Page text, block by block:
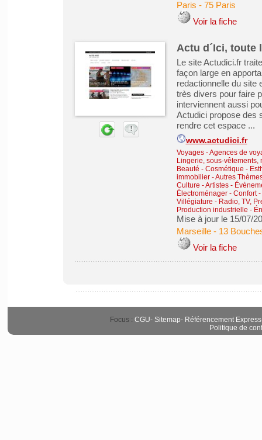
Paris - 75 Paris
Voir la fiche
Actu d´Ici, toute
Le site Actudici.fr
façon large en
redactionnelle du site
très divers pour faire
interviennent aussi
Actudici propose des
rendre cet espace ...
www.actudici.fr
Voyages - Agences de
Lingerie, sous-vêtements,
Beauté - Cosmétique -
immobilier-Autres
Culture - Artistes -
Électroménager - Confort
Villégiature - Radio, TV,
Production industrielle -
Mise à jour le 15/07/
Marseille- 13
Voir la fiche
Focus : CGU- Sitemap- Référencement Express
Politique de